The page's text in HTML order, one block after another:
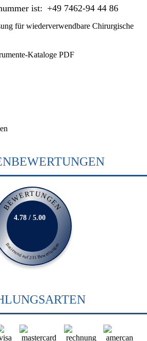
ist: +49 7462-94 44 86
für wiederverwendbare Chirurgische
Kataloge PDF
BEWERTUNGEN
Basierend auf 231 Bewertungen
4.78 / 5.00